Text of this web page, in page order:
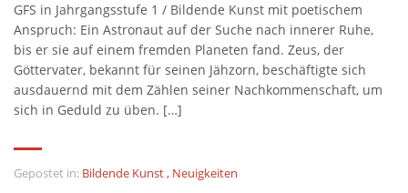
GFS in Jahrgangsstufe 1 / Bildende Kunst mit poetischem
Anspruch: Ein Astronaut auf der Suche nach innerer Ruhe,
bis er sie auf einem fremden Planeten fand. Zeus, der
Göttervater, bekannt für seinen Jähzorn, beschäftigte sich
ausdauernd mit dem Zählen seiner Nachkommenschaft, um
sich in Geduld zu üben. […]
Gepostet in: Bildende Kunst, Neuigkeiten